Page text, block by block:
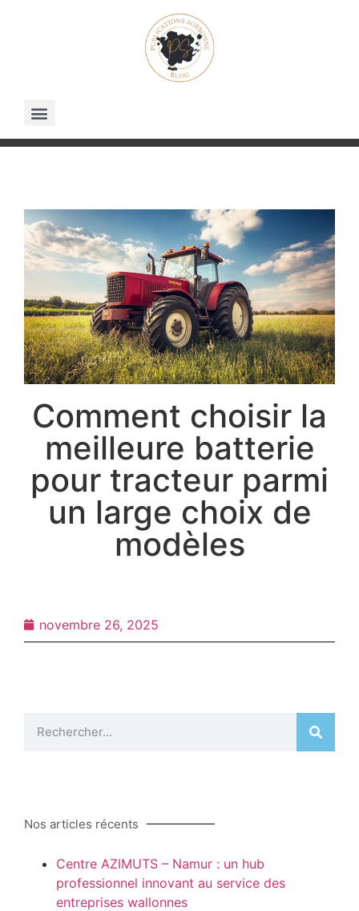
Comment choisir la
meilleure batterie
pour tracteur parmi
un large choix de
modèles
novembre 26, 2025
Nos articles récents
Centre AZIMUTS – Namur : un hub
professionnel innovant au service des
entreprises wallonnes